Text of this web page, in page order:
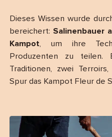
Dieses Wissen wurde
bereichert: Salinenbauer
Kampot, um ihre
Produzenten zu teilen.
Traditionen, zwei
Spur das Kampot Fleur de